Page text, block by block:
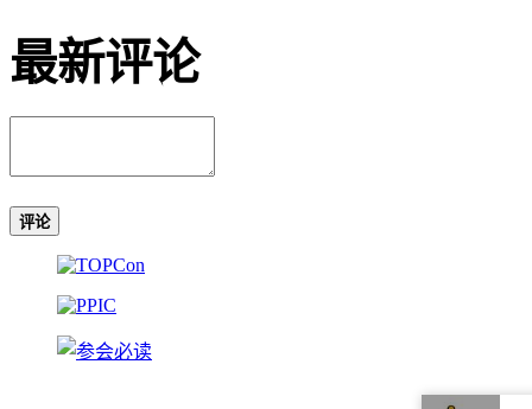
最新评论
评论